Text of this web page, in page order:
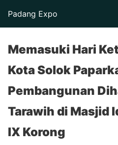
Padang Expo
Memasuki Hari
Kota Solok
Pembangunan
Tarawih di Masjid
IX Korong